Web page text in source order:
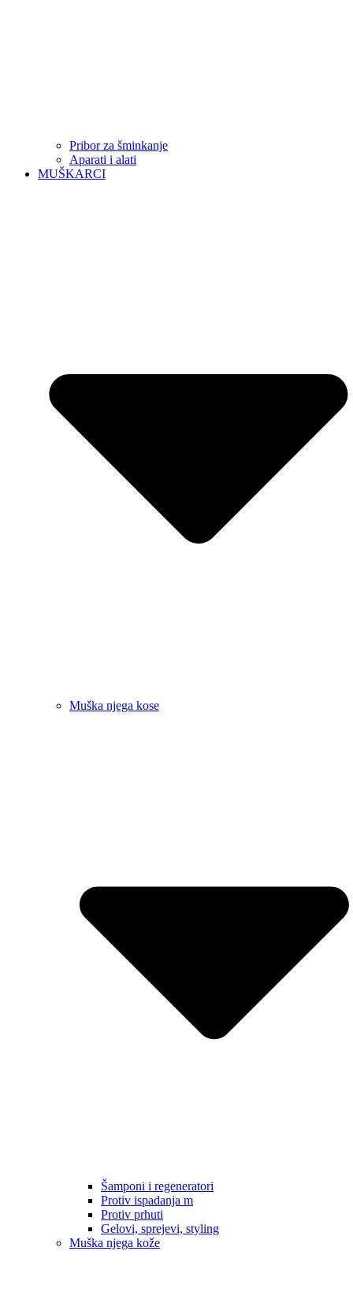
Pribor za šminkanje
Aparati i alati
MUŠKARCI
Muška njega kose
Šamponi i regeneratori
Protiv ispadanja m
Protiv prhuti
Gelovi, sprejevi, styling
Muška njega kože